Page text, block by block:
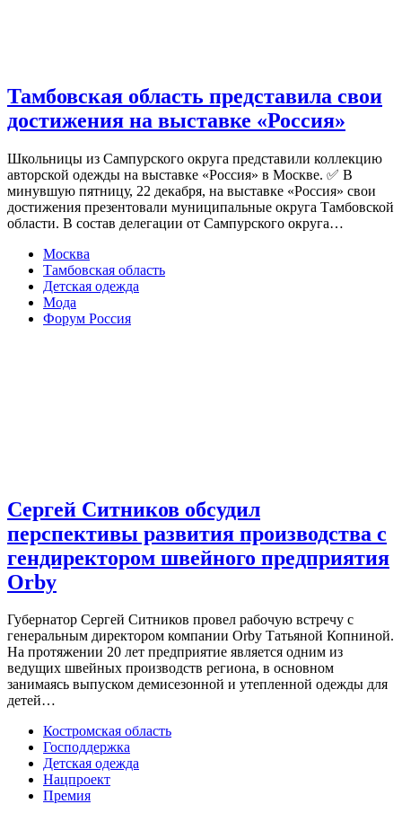
Тамбовская область представила свои
достижения на выставке «Россия»
Школьницы из Сампурского округа представили коллекцию
авторской одежды на выставке «Россия» в Москве. ✅ В
минувшую пятницу, 22 декабря, на выставке «Россия» свои
достижения презентовали муниципальные округа Тамбовской
области. В состав делегации от Сампурского округа…
Москва
Тамбовская область
Детская одежда
Мода
Форум Россия
Сергей Ситников обсудил
перспективы развития производства с
гендиректором швейного предприятия
Orby
Губернатор Сергей Ситников провел рабочую встречу с
генеральным директором компании Orby Татьяной Копниной.
На протяжении 20 лет предприятие является одним из
ведущих швейных производств региона, в основном
занимаясь выпуском демисезонной и утепленной одежды для
детей…
Костромская область
Господдержка
Детская одежда
Нацпроект
Премия